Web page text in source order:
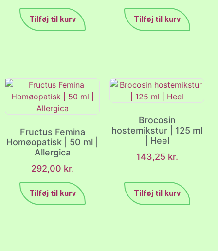
Tilføj til kurv Tilføj til kurv
Fructus Femina
Homøopatisk | 50 ml |
Allergica
292,00 kr.
Tilføj til kurv
Brocosin
hostemikstur | 125 ml
| Heel
143,25 kr.
Tilføj til kurv